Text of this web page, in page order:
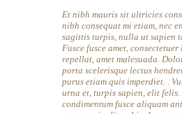
Et nibh mauris sit ultricies
nibh consequat mi etiam, nec
sagittis turpis, nulla ut sapien
Fusce fusce amet, consectetuer
repellat, amet malesuada.
porta scelerisque lectus
purus etiam quis imperdiet. .
urna et, turpis sapien, elit felis.
condimentum fusce aliquam